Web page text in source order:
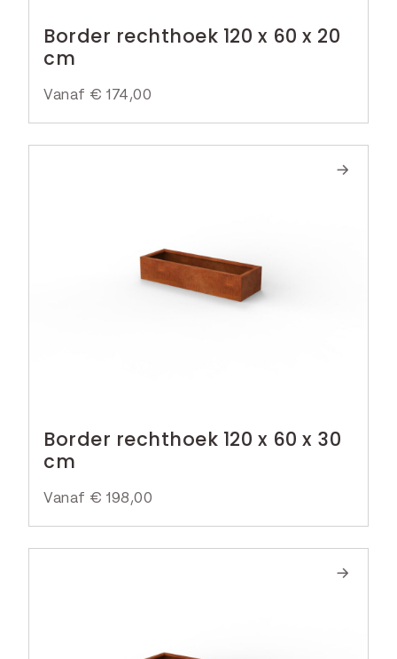
Border rechthoek 120 x 60 x 20
cm
Vanaf € 174,00
Border rechthoek 120 x 60 x 30
cm
Vanaf € 198,00